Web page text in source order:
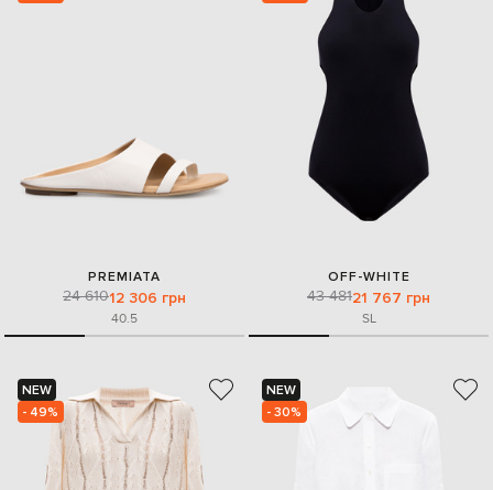
PREMIATA
24 61012 306 грн
40.5
OFF-WHITE
43 48121 767 грн
SL
NEW
- 49%
NEW
- 30%